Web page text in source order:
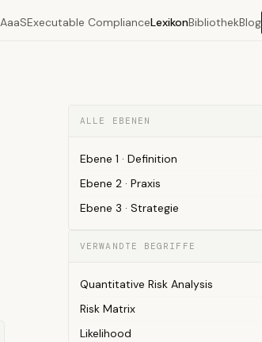
AaaSExecutable ComplianceLexikonBibliothekBlog
ALLE EBENEN
Ebene 1 · Definition
Ebene 2 · Praxis
Ebene 3 · Strategie
VERWANDTE BEGRIFFE
Quantitative Risk Analysis
Risk Matrix
Likelihood